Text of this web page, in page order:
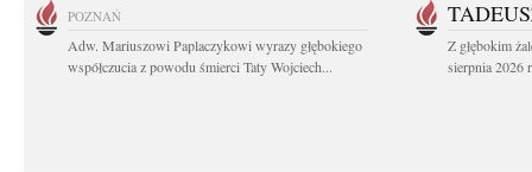
POZNAŃ
Adw. Mariuszowi Paplaczykowi wyrazy głębokiego
współczucia z powodu śmierci Taty Wojciech...
Z głębokim
sierpnia 2026